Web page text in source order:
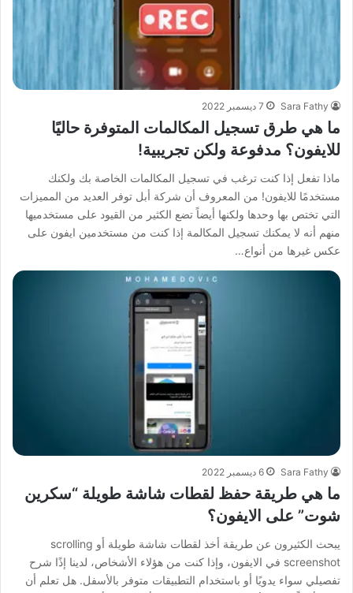
Sara Fathy 7 ديسمبر 2022
ما هي طرق تسجيل المكالمات المتوفرة حاليًا
للايفون؟ مدفوعة ولكن تجريبية!
ماذا تفعل إذا كنت ترغب في تسجيل المكالمات الخاصة بك ولكنك
مستخدمًا للايفون! من المعروف أن شركة أبل توفر العديد من المميزات
التي تختص بها وحدها ولكنها أيضاً تضع الكثير من القيود على مستخدميها
منهم أنه لا يمكنك تسجيل المكالمة إذا كنت من مستخدمين ايفون على
عكس غيرها من أنواع…
Sara Fathy 6 ديسمبر 2022
ما هي طريقة حفظ لقطات شاشة طويلة “سكرين
شوت” على الايفون؟
يبحث الكثيرون عن طريقة أخذ لقطات شاشة طويلة أو scrolling
screenshot في الايفون، وإذا كنت من هؤلاء الأشخاص، لدينا إذًا شرح
تفصيلي سواء يدويًا أو باستخدام التطبيقات متوفر بالأسفل. هل تعلم أن